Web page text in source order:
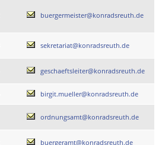
buergermeister@konradsreuth.de
sekretariat@konradsreuth.de
geschaeftsleiter@konradsreuth.de
birgit.mueller@konradsreuth.de
ordnungsamt@konradsreuth.de
buergeramt@konradsreuth.de